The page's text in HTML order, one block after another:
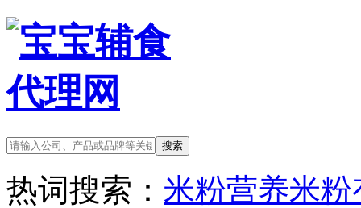
热词搜索： 米粉营养米粉